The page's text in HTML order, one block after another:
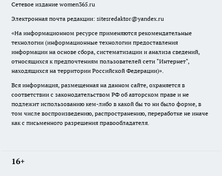
Сетевое издание women365.ru
Электронная почта редакции: sitesredaktor@yandex.ru
«На информационном ресурсе применяются рекомендательные
технологии (информационные технологии предоставления
информации на основе сбора, систематизации и анализа сведений,
относящихся к предпочтениям пользователей сети "Интернет",
находящихся на территории Российской Федерации)».
Вся информация, размещенная на данном сайте, охраняется в
соответствии с законодательством РФ об авторском праве и не
подлежит использованию кем-либо в какой бы то ни было форме, в
том числе воспроизведению, распространению, переработке не иначе
как с письменного разрешения правообладателя.
16+